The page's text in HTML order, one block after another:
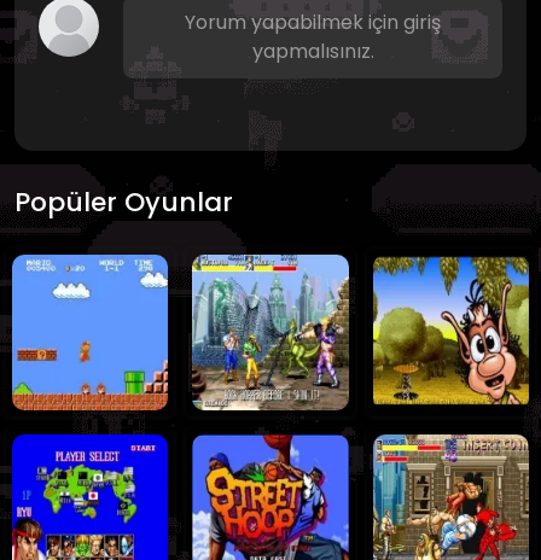
Yorum yapabilmek için giriş
yapmalısınız.
Popüler Oyunlar